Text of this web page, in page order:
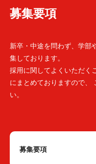
募集要項
新卒・中途を問わず、学部
集しております。
採用に関してよくいただく
にまとめておりますので、
い。
募集要項